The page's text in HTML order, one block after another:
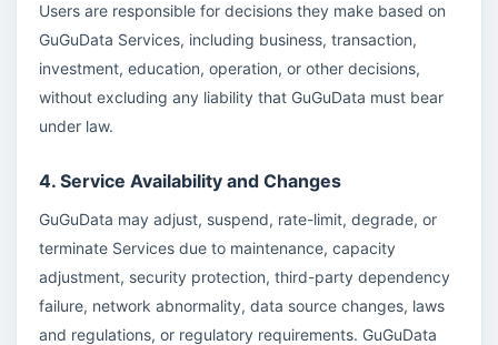
Users are responsible for decisions they make based on
GuGuData Services, including business, transaction,
investment, education, operation, or other decisions,
without excluding any liability that GuGuData must bear
under law.
4. Service Availability and Changes
GuGuData may adjust, suspend, rate-limit, degrade, or
terminate Services due to maintenance, capacity
adjustment, security protection, third-party dependency
failure, network abnormality, data source changes, laws
and regulations, or regulatory requirements. GuGuData